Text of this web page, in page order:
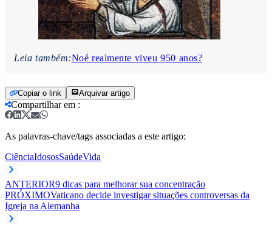
Leia também:Noé realmente viveu 950 anos?
Copiar o link Arquivar artigo
Compartilhar em :
As palavras-chave/tags associadas a este artigo:
CiênciaIdososSaúdeVida
ANTERIOR9 dicas para melhorar sua concentração
PRÓXIMOVaticano decide investigar situações controversas da
Igreja na Alemanha